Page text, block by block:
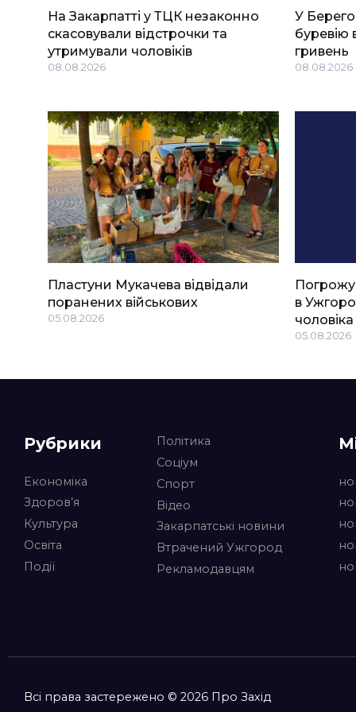
На Закарпатті у ТЦК незаконно
скасовували відстрочки та
утримували чоловіків
08.08.2026
У
буревію
гривень
08.08.2026
Пластуни Мукачева відвідали
поранених військових
05.08.2026
в
чоловіка
05.08.2026
Рубрики
Економіка
Здоров’я
Культура
Освіта
Події
Політика
Соціум
Спорт
Відео
Закарпатські новини
Втрачений Ужгород
Рекламодавцям
Всі права застережено © 2026 Про Захід